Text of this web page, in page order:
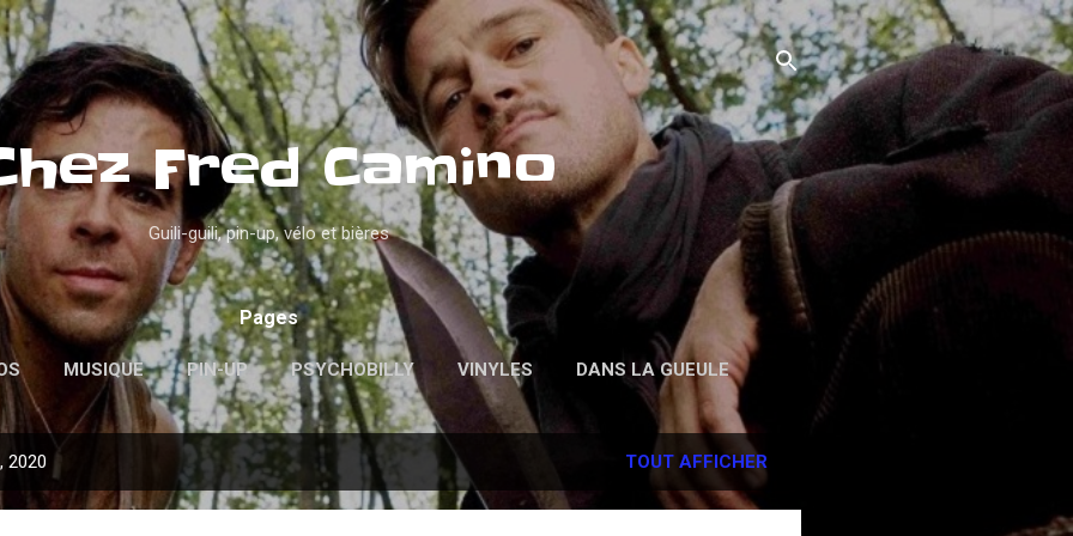
Accéder au contenu principal
Fred Camino
Guili-guili, pin-up, vélo et bières
Pages
MUSIQUE PIN-UP PSYCHOBILLY VINYLES DANS LA GUEULE
2020 TOUT AFFICHER